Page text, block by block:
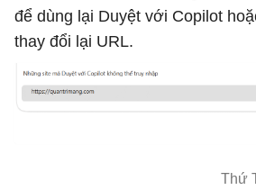
để dùng lại Duyệt với Copilot
thay đổi lại URL.
Thứ